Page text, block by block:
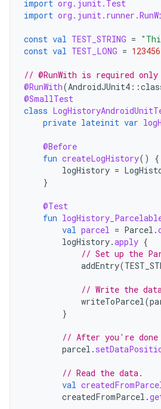
import org.junit.Test
import
const val TEST_STRING =
const val TEST_LONG =
// @RunWith is required
@RunWith(AndroidJUnit4 ::
@SmallTest
class
private lateinit var
@Before
fun createLogHistory()
{
logHistory =
}
@Test
fun
val parcel = Parcel .
logHistory.apply {
// Set up the
addEntry(
// Write the
writeToParcel(
}
// After you're
parcel .
// Read the data.
val
createdFromParcel .